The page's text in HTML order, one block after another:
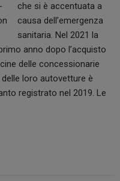
che si è accentuata a
causa dell’emergenza
sanitaria. Nel 2021 la
anno dopo l’acquisto
delle concessionarie
loro autovetture è
registrato nel 2019. Le